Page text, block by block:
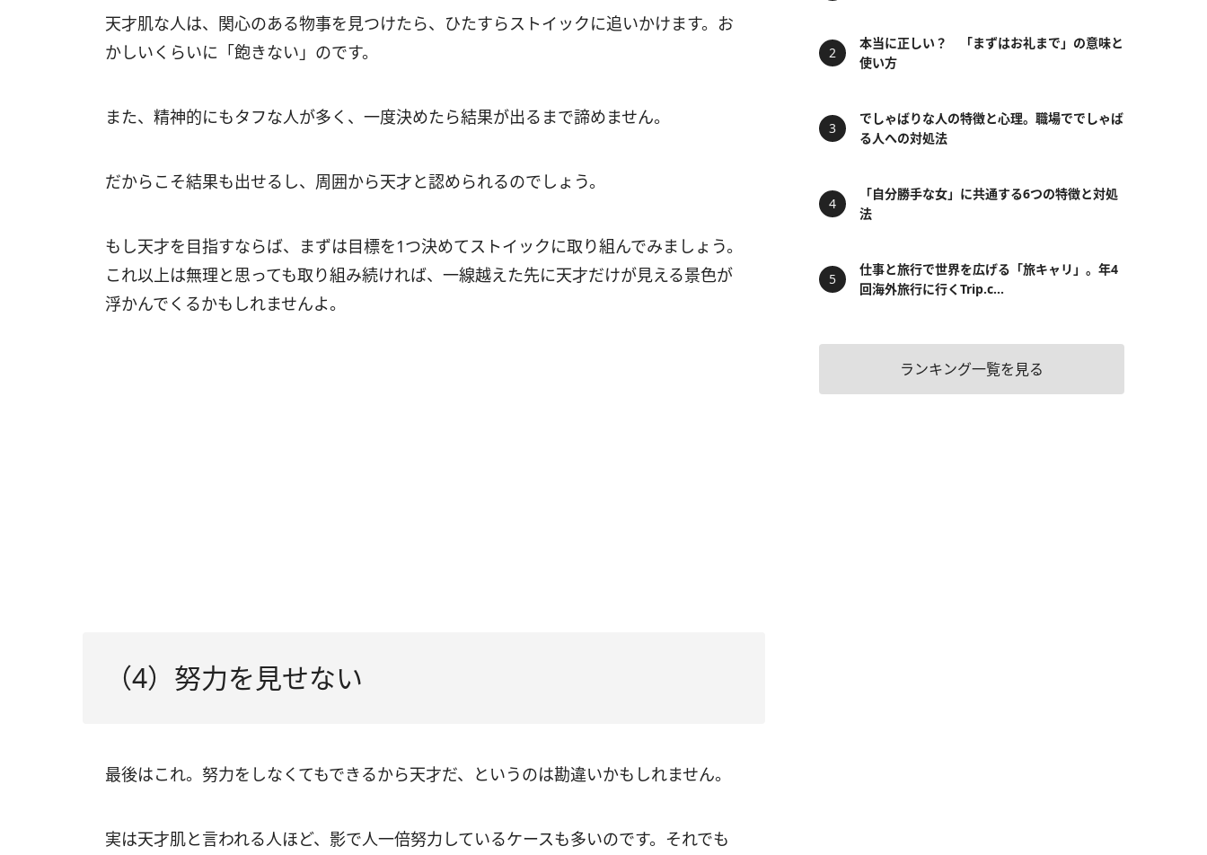
天才肌な人は、関心のある物事を見つけたら、ひたすらストイックに追いかけます。お
かしいくらいに「飽きない」のです。
また、精神的にもタフな人が多く、一度決めたら結果が出るまで諦めません。
だからこそ結果も出せるし、周囲から天才と認められるのでしょう。
もし天才を目指すならば、まずは目標を1つ決めてストイックに取り組んでみましょう。
これ以上は無理と思っても取り組み続ければ、一線越えた先に天才だけが見える景色が
浮かんでくるかもしれませんよ。
（4）努力を見せない
最後はこれ。努力をしなくてもできるから天才だ、というのは勘違いかもしれません。
実は天才肌と言われる人ほど、影で人一倍努力しているケースも多いのです。それでも
本当に正しい？ 「まずはお礼まで」の意味と
使い方
でしゃばりな人の特徴と心理。職場ででしゃば
る人への対処法
「自分勝手な女」に共通する6つの特徴と対処
法
仕事と旅行で世界を広げる「旅キャリ」。年4
回海外旅行に行くTrip.c...
ランキング一覧を見る